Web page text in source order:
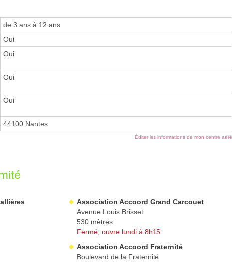
de 3 ans à 12 ans
Oui
Oui
Oui
Oui
44100 Nantes
Éditer les informations de mon centre aéré
Association Accoord Grand Carcouet
Avenue Louis Brisset
530 mètres
Fermé, ouvre lundi à 8h15
Association Accoord Fraternité
Boulevard de la Fraternité